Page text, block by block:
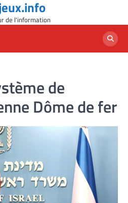
de l'information
de
Dôme de fer